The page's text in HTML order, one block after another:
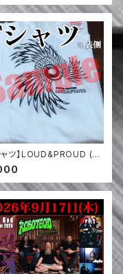
/ ALDEBARAN
ャツ】LOUD&PROUD (20
)